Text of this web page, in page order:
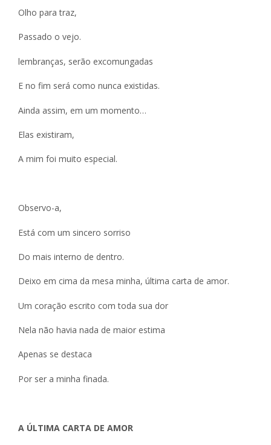
Olho para traz,
Passado o vejo.
lembranças, serão excomungadas
E no fim será como nunca existidas.
Ainda assim, em um momento…
Elas existiram,
A mim foi muito especial.
Observo-a,
Está com um sincero sorriso
Do mais interno de dentro.
Deixo em cima da mesa minha, última carta de amor.
Um coração escrito com toda sua dor
Nela não havia nada de maior estima
Apenas se destaca
Por ser a minha finada.
A ÚLTIMA CARTA DE AMOR